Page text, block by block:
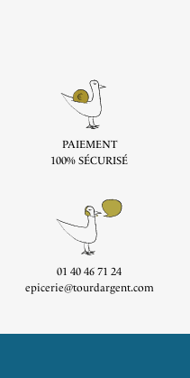
PAIEMENT
100% SÉCURISÉ
01 40 46 71 24
epicerie@tourdargent.com